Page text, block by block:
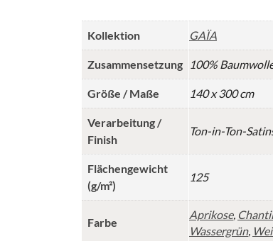
Kollektion GAÏA
Zusammensetzung 100%
Größe / Maße 140 x 300 cm
Verarbeitung /
Finish
Ton-in-Ton-
Flächengewicht
(g/m²)
125
Farbe
Aprikose,
Wassergrün,